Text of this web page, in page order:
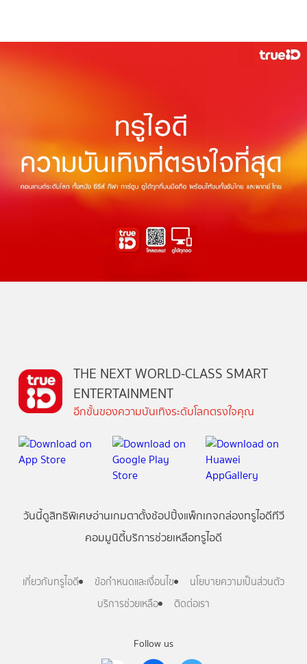
Follow us
THE NEXT WORLD-CLASS SMART
ENTERTAINMENT
อีกขั้นของความบันเทิงระดับโลกตรงใจคุณ
วันนี้ดูสิทธิพิเศษอ่านเกมตาตั้งช้อปปิ้งแพ็กเกจกล่องทรูไอดีทีวี
คอมมูนิตี้บริการช่วยเหลือทรูไอดี
เกี่ยวกับทรูไอดี ข้อกำหนดและเงื่อนไข
นโยบายความเป็นส่วนตัว
บริการช่วยเหลือ
ติดต่อเรา